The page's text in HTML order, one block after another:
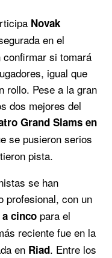
Novak
en el
si tomará
igual que
rollo. Pese a la gran
dos mejores del
Grand Slams en
se pusieron serios
pista.
se han
profesional, con un
cinco para el
reciente fue en la
en Riad. Entre los